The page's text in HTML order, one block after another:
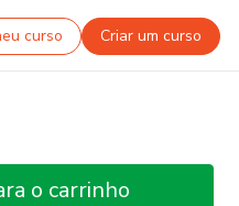
curso Criar um curso
o carrinho